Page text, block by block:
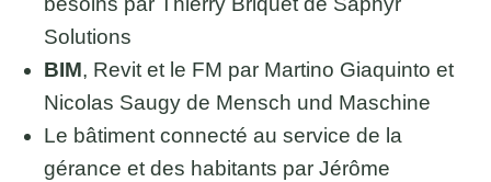
Solutions
BIM, Revit et le FM par Martino Giaquinto et
Nicolas Saugy de Mensch und Maschine
Le bâtiment connecté au service de la
gérance et des habitants par Jérôme